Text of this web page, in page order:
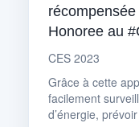
récompensée
Honoree au
CES 2023
Grâce à cette
facilement
d’énergie,